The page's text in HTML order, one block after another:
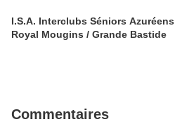
I.S.A. Interclubs Séniors
Royal Mougins / Grande Bastide
Commentaires